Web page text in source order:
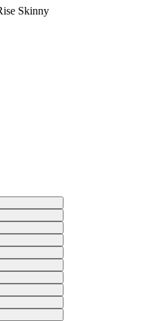
Skinny
USA | 37 BR
USA | 39 BR
USA | 41 BR
USA | 43 BR
USA | 34 BR
USA | 36 BR
USA | 37 BR
USA | 39 BR
USA | 41 BR
USA | 43 BR